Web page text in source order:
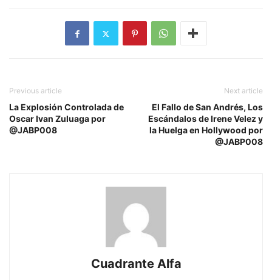
Previous article
La Explosión Controlada de
Oscar Ivan Zuluaga por
@JABP008
Next article
El Fallo de San Andrés, Los
Escándalos de Irene Velez y
la Huelga en Hollywood por
@JABP008
Cuadrante Alfa